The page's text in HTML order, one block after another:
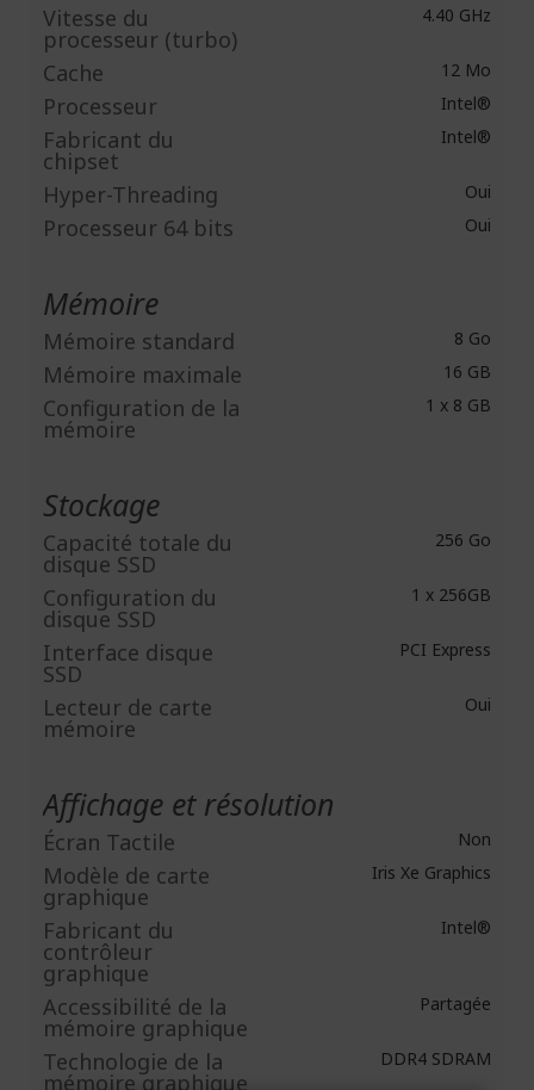
Vitesse du
processeur (turbo)
4.40 GHz
Cache 12 Mo
Processeur Intel®
Fabricant du
chipset
Intel®
Hyper-Threading Oui
Processeur 64 bits Oui
Mémoire
Mémoire standard 8 Go
Mémoire maximale 16 GB
Configuration de la
mémoire
1 x 8 GB
Stockage
Capacité totale du
disque SSD
256 Go
Configuration du
disque SSD
1 x 256GB
Interface disque
SSD
PCI Express
Lecteur de carte
mémoire
Oui
Affichage et résolution
Écran Tactile Non
Modèle de carte
graphique
Iris Xe Graphics
Fabricant du
contrôleur
graphique
Intel®
Accessibilité de la
mémoire graphique
Partagée
Technologie de la
mémoire graphique
DDR4 SDRAM